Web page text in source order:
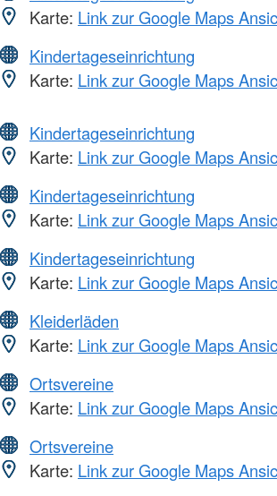
Karte: Link zur Google Maps
Kindertageseinrichtung
Karte: Link zur Google Maps
Kindertageseinrichtung
Karte: Link zur Google Maps
Kindertageseinrichtung
Karte: Link zur Google Maps
Kindertageseinrichtung
Karte: Link zur Google Maps
Kleiderläden
Karte: Link zur Google Maps
Ortsvereine
Karte: Link zur Google Maps
Ortsvereine
Karte: Link zur Google Maps